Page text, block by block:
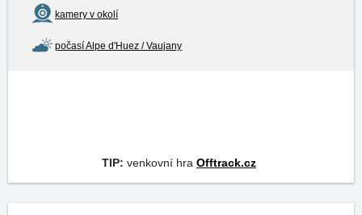
kamery v okolí
počasí Alpe d'Huez / Vaujany
TIP: venkovní hra Offtrack.cz